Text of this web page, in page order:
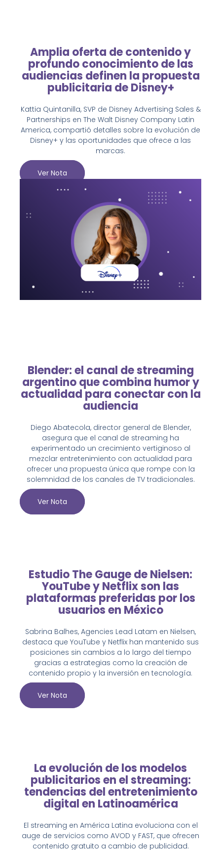
Amplia oferta de contenido y
profundo conocimiento de las
audiencias definen la propuesta
publicitaria de Disney+
Kattia Quintanilla, SVP de Disney Advertising Sales &
Partnerships en The Walt Disney Company Latin
America, compartió detalles sobre la evolución de
Disney+ y las oportunidades que ofrece a las
marcas.
Ver Nota
Blender: el canal de streaming
argentino que combina humor y
actualidad para conectar con la
audiencia
Diego Abatecola, director general de Blender,
asegura que el canal de streaming ha
experimentado un crecimiento vertiginoso al
mezclar entretenimiento con actualidad para
ofrecer una propuesta única que rompe con la
solemnidad de los canales de TV tradicionales.
Ver Nota
Estudio The Gauge de Nielsen:
YouTube y Netflix son las
plataformas preferidas por los
usuarios en México
Sabrina Balhes, Agencies Lead Latam en Nielsen,
destaca que YouTube y Netflix han mantenido sus
posiciones sin cambios a lo largo del tiempo
gracias a estrategias como la creación de
contenido propio y la inversión en tecnología.
Ver Nota
La evolución de los modelos
publicitarios en el streaming:
tendencias del entretenimiento
digital en Latinoamérica
El streaming en América Latina evoluciona con el
auge de servicios como AVOD y FAST, que ofrecen
contenido gratuito a cambio de publicidad.